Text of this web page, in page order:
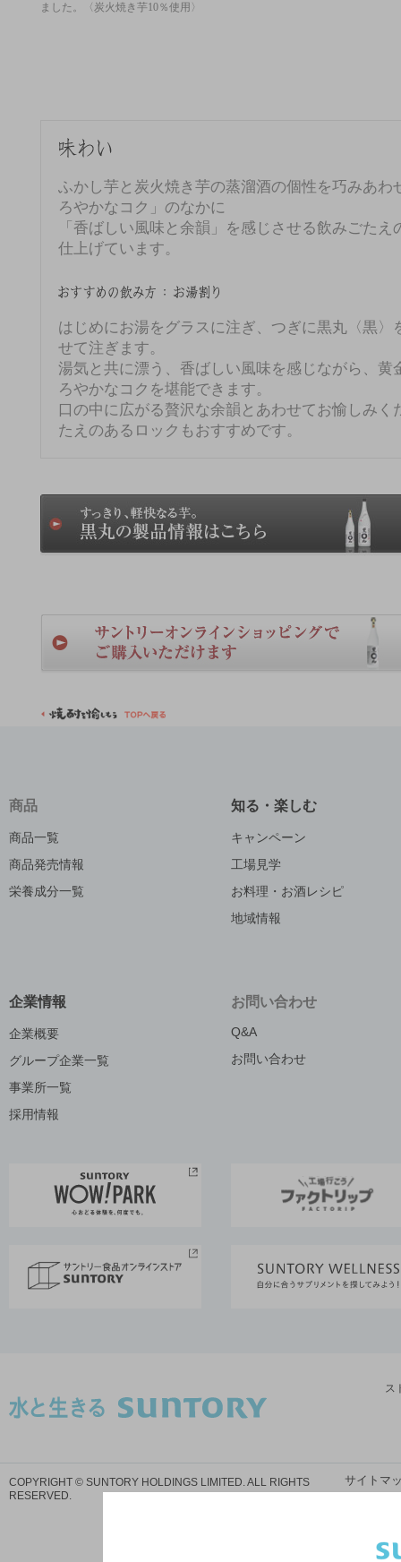
ました。〈炭火焼き芋10％使用〉
ふかし芋と炭火焼き芋の蒸溜酒の個性を巧みあわ
ろやかなコク」のなかに
「香ばしい風味と余韻」を感じさせる飲みごたえ
仕上げています。
はじめにお湯をグラスに注ぎ、つぎに黒丸〈黒〉
せて注ぎます。
湯気と共に漂う、香ばしい風味を感じながら、黄
ろやかなコクを堪能できます。
口の中に広がる贅沢な余韻とあわせてお愉しみく
たえのあるロックもおすすめです。
商品
商品一覧
商品発売情報
栄養成分一覧
知る・楽しむ
キャンペーン
工場見学
お料理・お酒レシピ
地域情報
企業情報
企業概要
グループ企業一覧
事業所一覧
採用情報
お問い合わせ
Q&A
お問い合わせ
ス
COPYRIGHT © SUNTORY HOLDINGS LIMITED.ALL RIGHTS
RESERVED.
サイトマ